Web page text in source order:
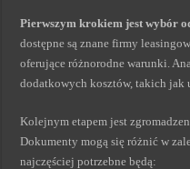
Pierwszym krokiem jest wybór
dostępne są znane firmy
oferujące różnorodne warunki.
dodatkowych kosztów, takich jak
Kolejnym etapem jest
Dokumenty mogą się różnić w
najczęściej potrzebne będą: